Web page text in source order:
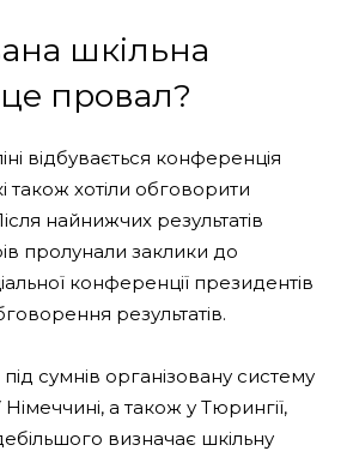
шкільна
провал?
відбувається конференція
також хотіли обговорити
найнижчих результатів
пролунали заклики до
конференції президентів
результатів.
сумнів організовану систему
Німеччині, а також у Тюрингії,
визначає шкільну